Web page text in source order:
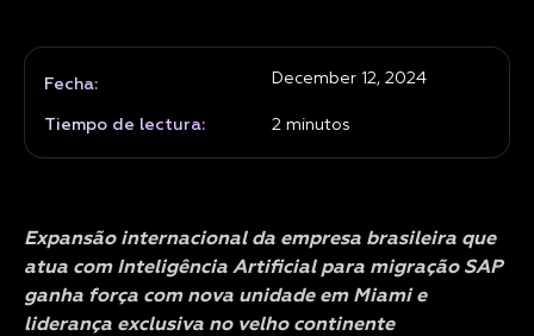
Fecha: December 12, 2024
Tiempo de lectura: 2 minutos
Expansão internacional da empresa brasileira que
atua com Inteligência Artificial para migração SAP
ganha força com nova unidade em Miami e
liderança exclusiva no velho continente